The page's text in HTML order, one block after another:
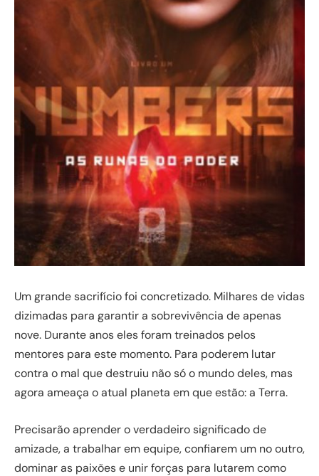
Um grande sacrifício foi concretizado. Milhares de vidas
dizimadas para garantir a sobrevivência de apenas
nove. Durante anos eles foram treinados pelos
mentores para este momento. Para poderem lutar
contra o mal que destruiu não só o mundo deles, mas
agora ameaça o atual planeta em que estão: a Terra.
Precisarão aprender o verdadeiro significado de
amizade, a trabalhar em equipe, confiarem um no outro,
dominar as paixões e unir forças para lutarem como